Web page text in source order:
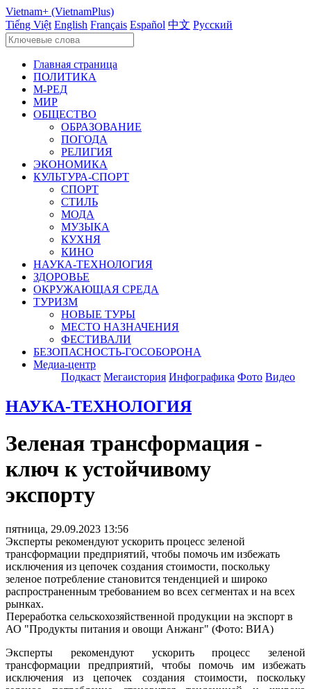
Vietnam+ (VietnamPlus)
Tiếng Việt English Français Español 中文 Русский
Главная страница
ПОЛИТИКА
М-РЕД
МИР
ОБЩЕСТВО
ОБРАЗОВАНИЕ
ПОГОДА
РЕЛИГИЯ
ЭКОНОМИКА
КУЛЬТУРА-СПОРТ
СПОРТ
СТИЛЬ
МОДА
МУЗЫКА
КУХНЯ
КИНО
НАУКА-ТЕХНОЛОГИЯ
ЗДОРОВЬЕ
ОКРУЖАЮЩАЯ СРЕДА
ТУРИЗМ
НОВЫЕ ТУРЫ
МЕСТО НАЗНАЧЕНИЯ
ФЕСТИВАЛИ
БЕЗОПАСНОСТЬ-ГОСОБОРОНА
Медиа-центр
Подкаст Мегаистория Инфографика Фото Видео
НАУКА-ТЕХНОЛОГИЯ
Зеленая трансформация -
ключ к устойчивому
экспорту
пятница, 29.09.2023 13:56
Эксперты рекомендуют ускорить процесс зеленой
трансформации предприятий, чтобы помочь им избежать
исключения из цепочек создания стоимости, поскольку
зеленое потребление становится тенденцией и широко
распространенным требованием во всех сегментах и на всех
рынках.
Переработка сельскохозяйственной продукции на экспорт в
АО "Продукты питания и овощи Анжанг" (Фото: ВИA)
Эксперты рекомендуют ускорить процесс зеленой
трансформации предприятий, чтобы помочь им избежать
исключения из цепочек создания стоимости, поскольку